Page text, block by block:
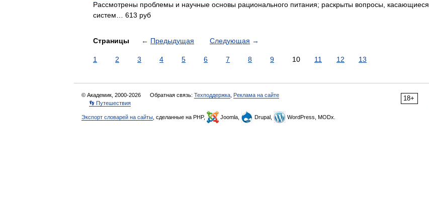
Рассмотрены проблемы и научные основы рационального питания; раскрыты вопросы, касающиеся
систем… 613 руб
Страницы ← Предыдущая Следующая →
1 2 3 4 5 6 7 8 9 10 11 12 13
18+
© Академик, 2000-2026 Обратная связь: Техподдержка Реклама на сайте
👣 Путешествия
Экспорт словарей на сайты , сделанные на PHP, Joomla, Drupal, WordPress, MODx.